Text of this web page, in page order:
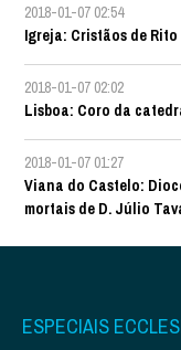
2018-01-07 02:54
Igreja: Cristãos de
2018-01-07 02:02
Lisboa: Coro da
2018-01-07 01:27
Viana do Castelo:
mortais de D. Júlio
ESPECIAIS